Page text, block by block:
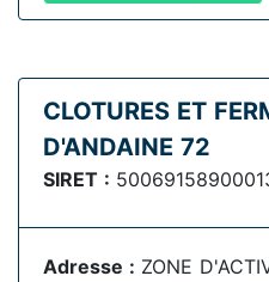
CLOTURES ET
D'ANDAINE 72
SIRET :
Adresse : ZONE